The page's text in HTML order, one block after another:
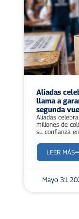
Aliadas
llama a
segunda
Aliadas
millones de
su confianza
LEER MÁS
Mayo 31